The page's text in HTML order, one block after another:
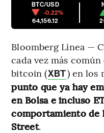
BTC/USD
-0.22%
64,156.12
Bloomberg Línea —
cada vez más
bitcoin (XBT) en los
punto que ya hay
en Bolsa e incluso
comportamiento de
Street.